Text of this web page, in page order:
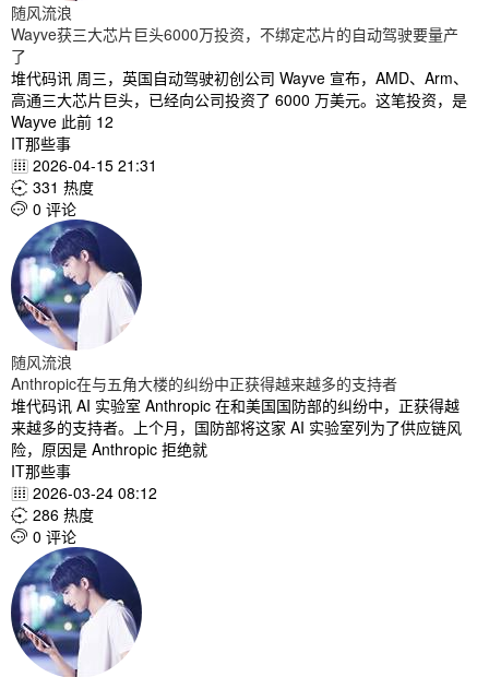
随风流浪
Wayve获三大芯片巨头6000万投资，不绑定芯片的自动驾驶要量产
了
堆代码讯 周三，英国自动驾驶初创公司 Wayve 宣布，AMD、Arm、
高通三大芯片巨头，已经向公司投资了 6000 万美元。这笔投资，是
Wayve 此前 12
IT那些事
 2026-04-15 21:31
 331 热度
 0 评论
随风流浪
Anthropic在与五角大楼的纠纷中正获得越来越多的支持者
堆代码讯 AI 实验室 Anthropic 在和美国国防部的纠纷中，正获得越
来越多的支持者。上个月，国防部将这家 AI 实验室列为了供应链风
险，原因是 Anthropic 拒绝就
IT那些事
 2026-03-24 08:12
 286 热度
 0 评论